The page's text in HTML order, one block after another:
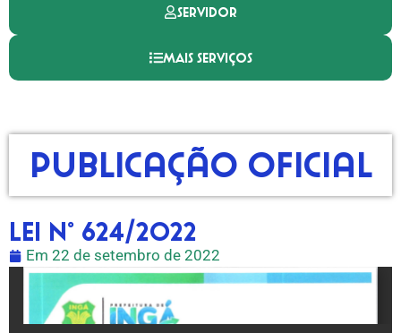
SERVIDOR
MAIS SERVIÇOS
Publicação Oficial
LEI N° 624/2022
Em 22 de setembro de 2022